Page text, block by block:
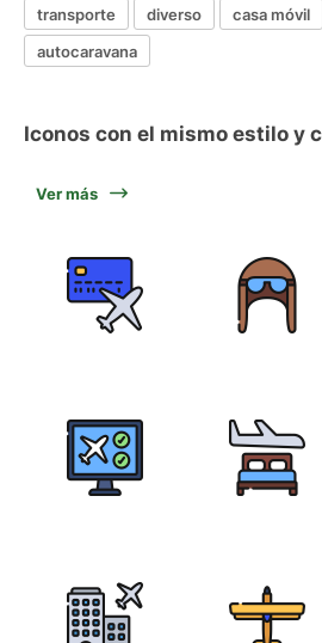
transporte
diverso casa móvil
autocaravana
Iconos con el mismo estilo y
Ver más